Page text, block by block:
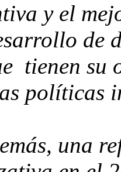
y el
de
tienen su
políticas
una